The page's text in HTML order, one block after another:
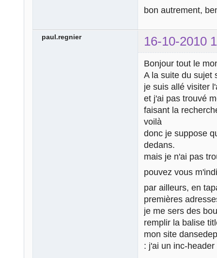
bon autrement,
paul.regnier 16-10-2010
Bonjour tout le
A la suite du sujet
je suis allé visiter
et j'ai pas trouvé
faisant la
voilà
donc je suppose
dedans.
mais je n'ai pas
pouvez vous
par ailleurs, en
premières
je me sers des
remplir la balise
mon site
: j'ai un inc-